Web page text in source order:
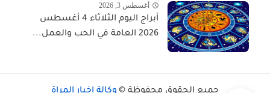
أغسطس 3, 2026
أبراج اليوم الثلاثاء 4 أغسطس
2026 العامة في الحب والعمل...
جميع الحقوق محفوظة © وكالة أخبار المرأة